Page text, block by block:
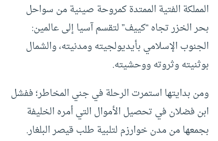
المملكة الفتية الممتدة كمروحة صينية من سواحل
بحر الخزر تجاه “كييف” لتقسم آسيا إلى عالمين:
الجنوب الإسلامي بأيديولجيته ومدنيته، والشمال
بوثنيته وثروته ووحشيته.
ومن بدايتها استمرت الرحلة في جني المخاطر؛ ففشل
ابن فضلان في تحصيل الأموال التي أمره الخليفة
بجمعها من مدن خوارزم لتلبية طلب قيصر البلغار.